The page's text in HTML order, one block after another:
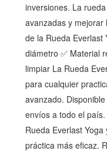
inversiones. La
avanzadas y
de la Rueda Everlast
diámetro ✅ Material
limpiar La Rueda
para cualquier
avanzado.
envíos a todo el
Rueda Everlast
práctica más eficaz.